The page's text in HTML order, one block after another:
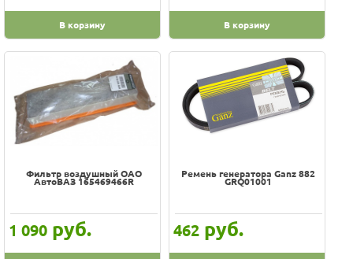
В корзину В корзину
Фильтр воздушный ОАО
АвтоВАЗ 165469466R
1 090 руб.
Ремень генератора Ganz 882
GRQ01001
462 руб.